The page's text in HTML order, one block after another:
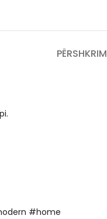
PËRSHKRIM
#home